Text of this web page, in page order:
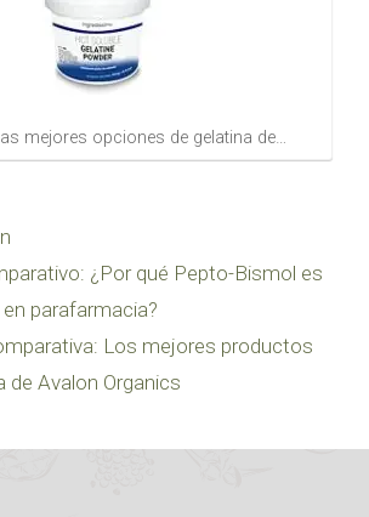
mejores opciones de gelatina de…
¿Por qué Pepto-Bismol es
parafarmacia?
Los mejores productos
de Avalon Organics